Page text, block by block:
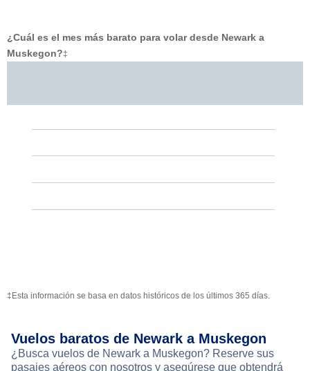
¿Cuál es el mes más barato para volar desde Newark a
Muskegon?‡
‡Esta información se basa en datos históricos de los últimos 365 días.
Vuelos baratos de Newark a Muskegon
¿Busca vuelos de Newark a Muskegon? Reserve sus
pasajes aéreos con nosotros y asegúrese que obtendrá